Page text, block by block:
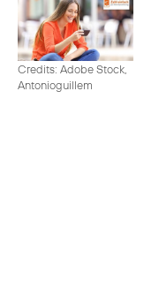
Credits: Adobe Stock,
Antonioguillem